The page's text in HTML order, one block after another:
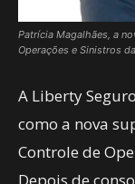
Patrícia Magalhães, a
Operações e Sinistros
A Liberty
como a nova
Controle de